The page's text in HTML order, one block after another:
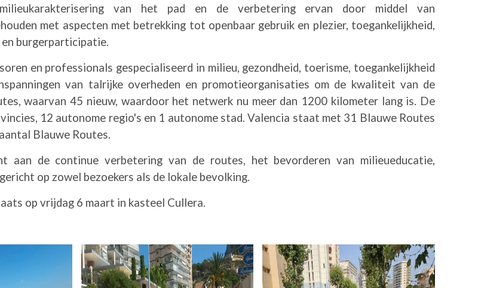
van het pad en de verbetering ervan door middel van
met aspecten met betrekking tot openbaar gebruik en plezier, toegankelijkheid,
burgerparticipatie.
en professionals gespecialiseerd in milieu, gezondheid, toerisme, toegankelijkheid
van talrijke overheden en promotieorganisaties om de kwaliteit van de
waarvan 45 nieuw, waardoor het netwerk nu meer dan 1200 kilometer lang is. De
12 autonome regio's en 1 autonome stad. Valencia staat met 31 Blauwe Routes
Blauwe Routes.
aan de continue verbetering van de routes, het bevorderen van milieueducatie,
op zowel bezoekers als de lokale bevolking.
op vrijdag 6 maart in kasteel Cullera.